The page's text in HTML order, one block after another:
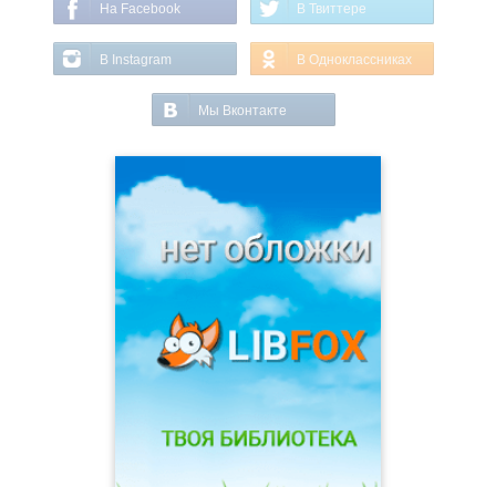
На Facebook В Твиттере
В Instagram В Одноклассниках
Мы Вконтакте